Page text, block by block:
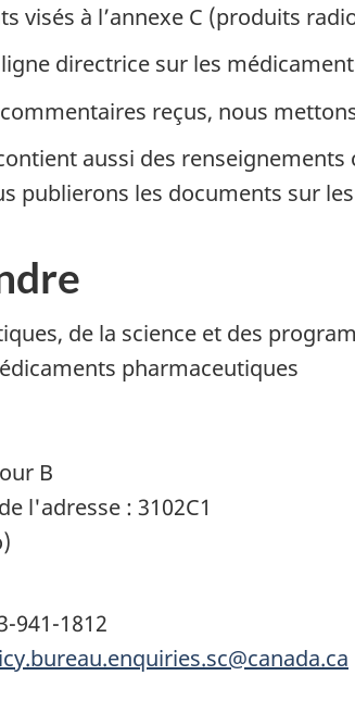
visés à l’annexe C (produits
ligne directrice sur les
reçus, nous
aussi des
publierons les documents sur
de la science et des
pharmaceutiques
B
l'adresse : 3102C1
941-1812